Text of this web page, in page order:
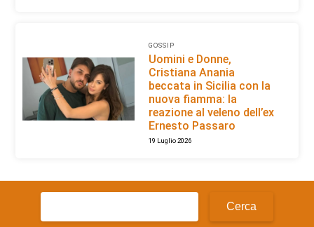
GOSSIP
Uomini e Donne,
Cristiana Anania
beccata in Sicilia con la
nuova fiamma: la
reazione al veleno dell’ex
Ernesto Passaro
19 Luglio 2026